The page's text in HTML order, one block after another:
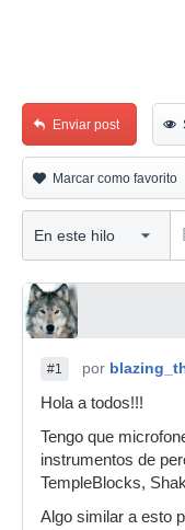
Enviar post
Marcar como favorito
#1 por
Hola a todos!!!
Tengo que
instrumentos de
TempleBlocks,
Algo similar a esto